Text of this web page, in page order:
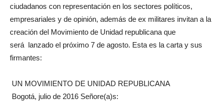
ciudadanos con representación en los sectores políticos,
empresariales y de opinión, además de ex militares invitan a la
creación del Movimiento de Unidad republicana que
será lanzado el próximo 7 de agosto. Esta es la carta y sus
firmantes:
UN MOVIMIENTO DE UNIDAD REPUBLICANA
Bogotá, julio de 2016 Señore(a)s: